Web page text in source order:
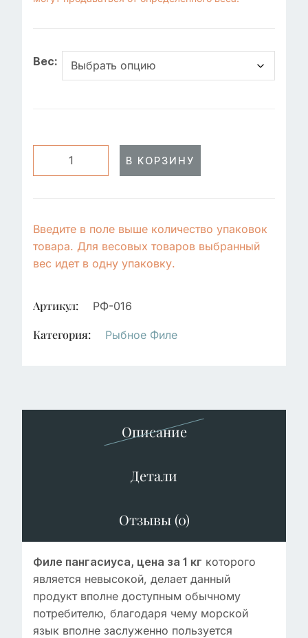
Вес:
В КОРЗИНУ
Введите в поле выше количество упаковок
товара. Для весовых товаров выбранный
вес идет в одну упаковку.
Артикул: РФ-016
Категория: Рыбное Филе
Описание
Детали
Отзывы (0)
Филе пангасиуса, цена за 1 кг которого
является невысокой, делает данный
продукт вполне доступным обычному
потребителю, благодаря чему морской
язык вполне заслуженно пользуется